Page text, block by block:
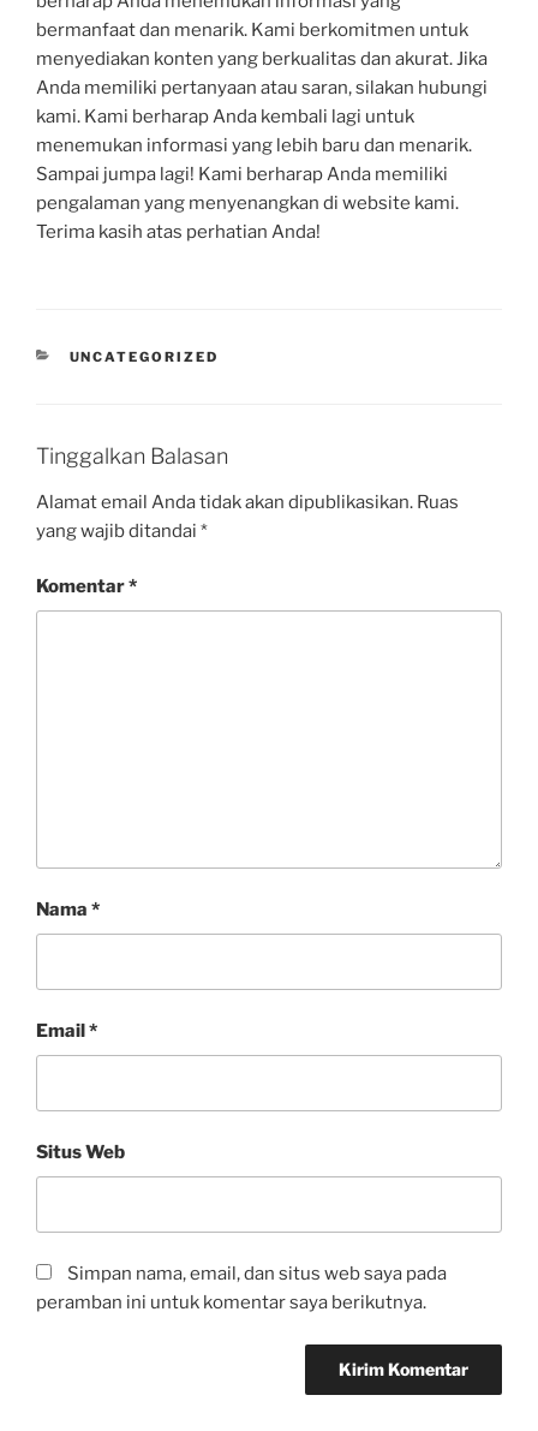
bermanfaat dan menarik. Kami berkomitmen untuk
menyediakan konten yang berkualitas dan akurat. Jika
Anda memiliki pertanyaan atau saran, silakan hubungi
kami. Kami berharap Anda kembali lagi untuk
menemukan informasi yang lebih baru dan menarik.
Sampai jumpa lagi! Kami berharap Anda memiliki
pengalaman yang menyenangkan di website kami.
Terima kasih atas perhatian Anda!
UNCATEGORIZED
Tinggalkan Balasan
Alamat email Anda tidak akan dipublikasikan. Ruas
yang wajib ditandai *
Komentar*
Nama *
Email*
Situs Web
Simpan nama, email, dan situs web saya pada
peramban ini untuk komentar saya berikutnya.